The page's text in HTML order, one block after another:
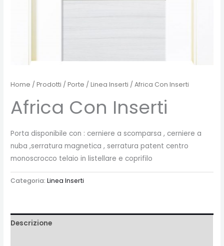
Home /Prodotti /Porte /Linea Inserti / Africa Con Inserti
Africa Con Inserti
Porta disponibile con : cerniere a scomparsa , cerniere a
nuba ,serratura magnetica , serratura patent centro
monoscrocco telaio in listellare e coprifilo
Categoria:Linea Inserti
Descrizione